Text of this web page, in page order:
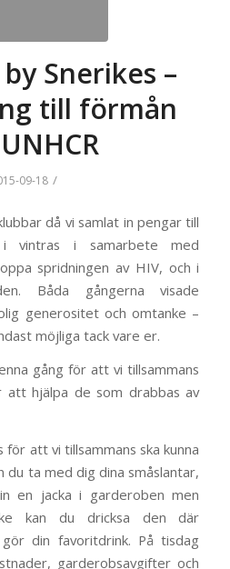
Snerikes –
till förmån
09-18 /
då vi samlat in pengar till
i vintras i samarbete med
spridningen av HIV, och i
Båda gångerna visade
generositet och omtanke –
möjliga tack vare er.
gång för att vi tillsammans
att hjälpa de som drabbas av
för att vi tillsammans ska kunna
du ta med dig dina småslantar,
en jacka i garderoben men
kan du dricksa den där
din favoritdrink. På tisdag
garderobsavgifter och